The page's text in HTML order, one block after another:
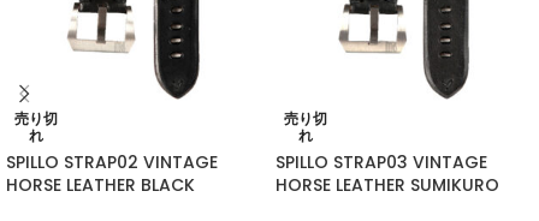
売り切
れ
SPILLO STRAP02 VINTAGE
HORSE LEATHER BLACK
売り切
れ
SPILLO STRAP03 VINTAGE
HORSE LEATHER SUMIKURO